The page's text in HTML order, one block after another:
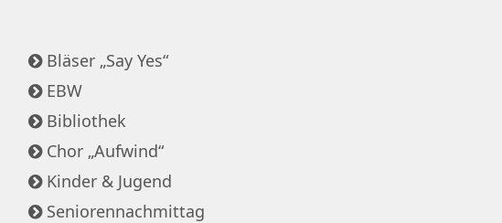
Bläser „Say Yes“
EBW
Bibliothek
Chor „Aufwind“
Kinder & Jugend
Seniorennachmittag